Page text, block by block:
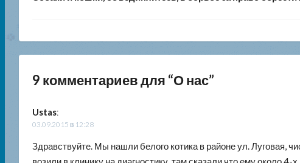
9 комментариев для “О нас”
Ustas:
03.09.2015 в 12:28
Здравствуйте. Мы нашли белого котика в районе ул. Луговая,